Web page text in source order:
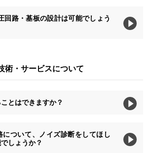
回路・基板の設計は可能でしょう
術・サービスについて
とはできますか？
について、ノイズ診断をしてほし
しょうか？